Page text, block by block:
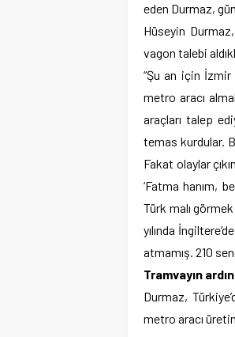
eden Durmaz,
Hüseyin
vagon talebi
“Şu an için İzmir
metro aracı
araçları talep
temas kurdular.
Fakat olaylar
‘Fatma hanım,
Türk malı
yılında
atmamış. 210
Tramvayın
Durmaz,
metro aracı